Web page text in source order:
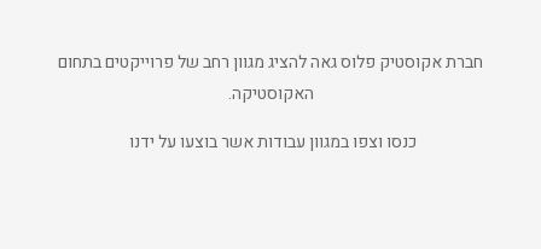
חברת אקוסטיק פלוס גאה להציג מגוון רחב של פרוייקטים בתחום
האקוסטיקה.
כנסו וצפו במגוון עבודות אשר בוצעו על ידנו